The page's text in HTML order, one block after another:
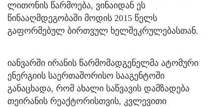
ლითონის წარმოება, ვინაიდან ეს
წინააღმდეგობაში მოდის 2015 წელს
გაფორმებულ ბირთვულ ხელშეკრულებასთან.
იანვარში ირანის წარმომადგენელმა ატომური
ენერგიის საერთაშორისო სააგენტოში
განაცხადა, რომ ახალი საწვავის დამზადება
თეირანის რეაქტორისთვის, კვლევითი